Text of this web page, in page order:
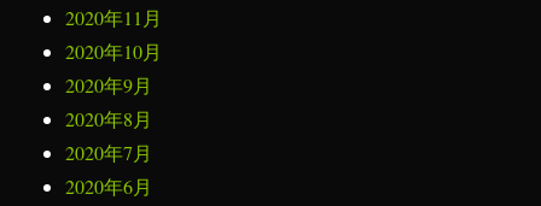
2020年11月
2020年10月
2020年9月
2020年8月
2020年7月
2020年6月